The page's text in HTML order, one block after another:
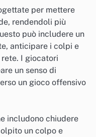
per mettere
rendendoli più
può includere un
anticipare i colpi e
I giocatori
un senso di
un gioco offensivo
includono chiudere
un colpo e